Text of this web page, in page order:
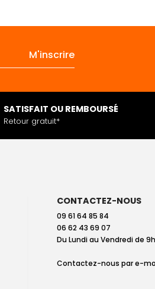
SATISFAIT OU REMBOURSÉ
Retour gratuit*
CONTACTEZ-NOUS
09 61 64 85 84
06 62 43 69 07
Du Lundi au Vendredi de
Contactez-nous pare-